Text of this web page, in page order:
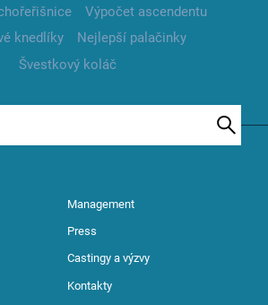
Výpočet ascendentu
knedlíky
Nejlepší palačinky
Švestkový koláč
Management
Press
Castingy a výzvy
Kontakty